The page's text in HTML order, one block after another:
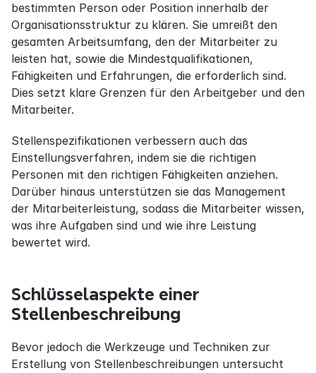
bestimmten Person oder Position innerhalb der
Organisationsstruktur zu klären. Sie umreißt den
gesamten Arbeitsumfang, den der Mitarbeiter zu
leisten hat, sowie die Mindestqualifikationen,
Fähigkeiten und Erfahrungen, die erforderlich sind.
Dies setzt klare Grenzen für den Arbeitgeber und den
Mitarbeiter.
Stellenspezifikationen verbessern auch das
Einstellungsverfahren, indem sie die richtigen
Personen mit den richtigen Fähigkeiten anziehen.
Darüber hinaus unterstützen sie das Management
der Mitarbeiterleistung, sodass die Mitarbeiter wissen,
was ihre Aufgaben sind und wie ihre Leistung
bewertet wird.
Schlüsselaspekte einer
Stellenbeschreibung
Bevor jedoch die Werkzeuge und Techniken zur
Erstellung von Stellenbeschreibungen untersucht